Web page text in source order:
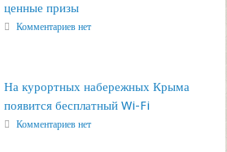
ценные призы
Комментариев нет
На курортных набережных Крыма
появится бесплатный Wi-Fi
Комментариев нет